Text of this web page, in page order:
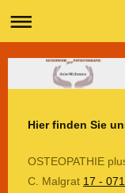
Hier finden Sie
OSTEOPATHIE
C. Malgrat 17 -